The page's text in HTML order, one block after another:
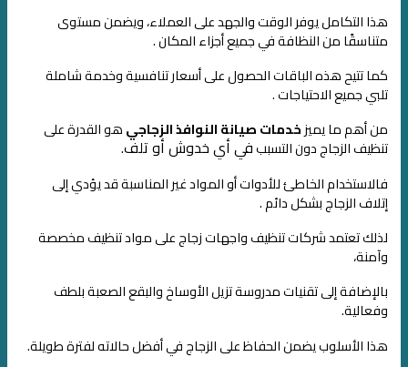
هذا التكامل يوفر الوقت والجهد على العملاء، ويضمن مستوى
متناسقًا من النظافة في جميع أجزاء المكان .
كما تتيح هذه الباقات الحصول على أسعار تنافسية وخدمة شاملة
تلبي جميع الاحتياجات .
من أهم ما يميزخدمات صيانة النوافذ الزجاجيهو القدرة على
تنظيف الزجاج دون التسببفي أي خدوش أو تلف.
فالاستخدام الخاطئ للأدوات أو المواد غير المناسبة قد يؤدي إلى
إتلاف الزجاج بشكل دائم .
لذلك تعتمد شركات تنظيف واجهات زجاج على مواد تنظيف مخصصة
وآمنة،
بالإضافة إلى تقنيات مدروسة تزيل الأوساخ والبقع الصعبة بلطف
وفعالية.
هذا الأسلوب يضمن الحفاظ على الزجاج في أفضل حالاته لفترة طويلة.